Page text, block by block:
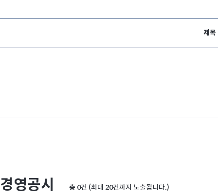
제목
경영공시 총 0건 (최대 20건까지 노출됩니다.)